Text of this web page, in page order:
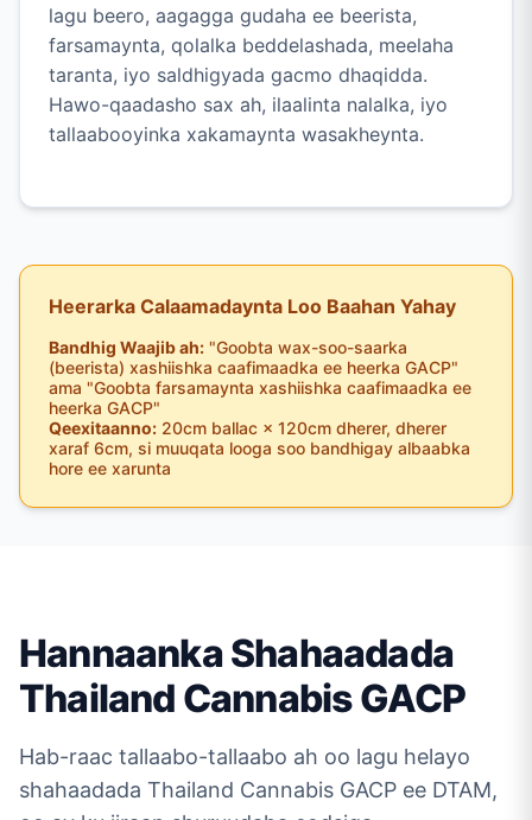
lagu beero, aagagga gudaha ee beerista,
farsamaynta, qolalka beddelashada, meelaha
taranta, iyo saldhigyada gacmo dhaqidda.
Hawo-qaadasho sax ah, ilaalinta nalalka, iyo
tallaabooyinka xakamaynta wasakheynta.
Heerarka Calaamadaynta Loo Baahan Yahay
Bandhig Waajib ah: "Goobta wax-soo-saarka
(beerista) xashiishka caafimaadka ee heerka GACP"
ama "Goobta farsamaynta xashiishka caafimaadka ee
heerka GACP"
Qeexitaanno: 20cm ballac × 120cm dherer, dherer
xaraf 6cm, si muuqata looga soo bandhigay albaabka
hore ee xarunta
Hannaanka Shahaadada
Thailand Cannabis GACP
Hab-raac tallaabo-tallaabo ah oo lagu helayo
shahaadada Thailand Cannabis GACP ee DTAM,